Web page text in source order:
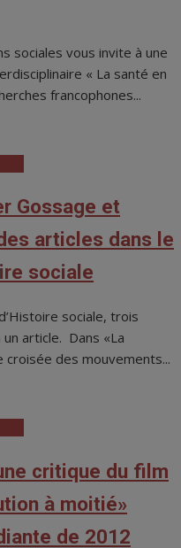
sociales vous invite à une
« La santé en
francophones...
Gossage et
articles dans le
sociale
sociale, trois
article. Dans «La
croisée des mouvements...
critique du film
à moitié»
de 2012